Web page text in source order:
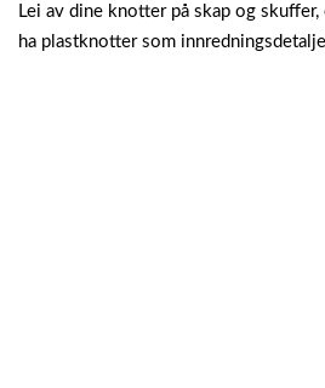
Lei av dine knotter på skap og
ha plastknotter som